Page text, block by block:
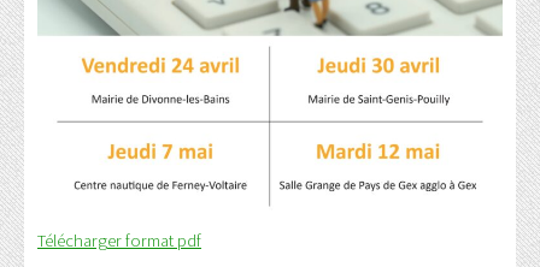
Télécharger format pdf